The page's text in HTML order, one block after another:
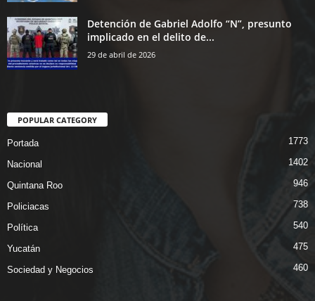
Detención de Gabriel Adolfo “N”, presunto
implicado en el delito de...
29 de abril de 2026
POPULAR CATEGORY
Portada 1773
Nacional 1402
Quintana Roo 946
Policiacas 738
Política 540
Yucatán 475
Sociedad y Negocios 460